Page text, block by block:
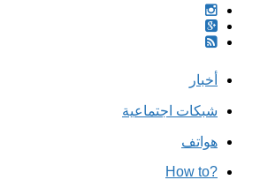
أخبار
شبكات اجتماعية
هواتف
?How to